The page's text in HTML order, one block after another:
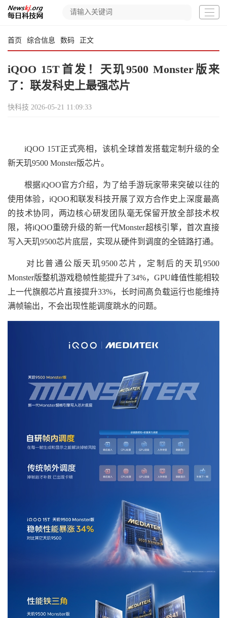
首页 综合信息 数码 正文
iQOO 15T首发！天玑9500 Monster版来
了：联发科史上最强芯片
快科技 2026-05-21 11:09:33
iQOO 15T正式亮相，该机全球首发搭载定制升级的全
新天玑9500 Monster版芯片。
根据iQOO官方介绍，为了给手游玩家带来突破以往的
使用体验，iQOO和联发科技开展了双方合作史上深度最高
的技术协同，两边核心研发团队毫无保留开放全部技术权
限，将iQOO重磅升级的新一代Monster超核引擎，首次直接
写入天玑9500芯片底层，实现从硬件到调度的全链路打通。
对比普通公版天玑9500芯片，定制后的天玑9500
Monster版整机游戏稳帧性能提升了34%，GPU峰值性能相较
上一代旗舰芯片直接提升33%，长时间高负载运行也能维持
满帧输出，不会出现性能调度跳水的问题。